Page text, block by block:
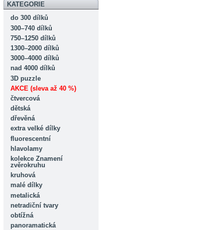
KATEGORIE
do 300 dílků
300–740 dílků
750–1250 dílků
1300–2000 dílků
3000–4000 dílků
nad 4000 dílků
3D puzzle
AKCE (sleva až 40 %)
čtvercová
dětská
dřevěná
extra velké dílky
fluorescentní
hlavolamy
kolekce Znamení
zvěrokruhu
kruhová
malé dílky
metalická
netradiční tvary
obtížná
panoramatická